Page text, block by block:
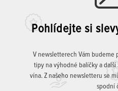
Pohlídejte si
V newsletterech Vám budeme
tipy na výhodné balíčky a
vína. Z našeho newsletteru se
spodní